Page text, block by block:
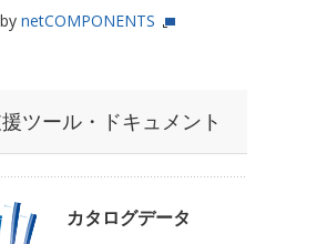
netCOMPONENTS
ツール・ドキュメント
カタログデータ